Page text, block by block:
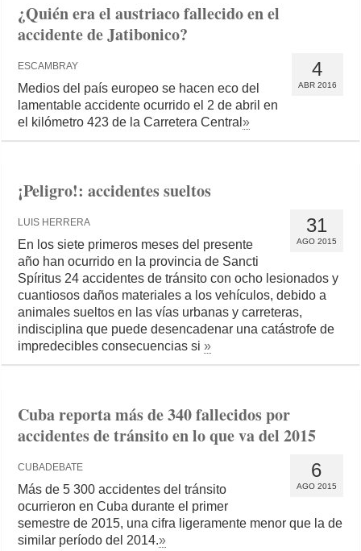
¿Quién era el austriaco fallecido en el
accidente de Jatibonico?
4
ABR 2016
ESCAMBRAY
Medios del país europeo se hacen eco del
lamentable accidente ocurrido el 2 de abril en
el kilómetro 423 de la Carretera Central»
¡Peligro!: accidentes sueltos
31
AGO 2015
LUIS HERRERA
En los siete primeros meses del presente
año han ocurrido en la provincia de Sancti
Spíritus 24 accidentes de tránsito con ocho lesionados y
cuantiosos daños materiales a los vehículos, debido a
animales sueltos en las vías urbanas y carreteras,
indisciplina que puede desencadenar una catástrofe de
impredecibles consecuencias si»
Cuba reporta más de 340 fallecidos por
accidentes de tránsito en lo que va del 2015
6
AGO 2015
CUBADEBATE
Más de 5 300 accidentes del tránsito
ocurrieron en Cuba durante el primer
semestre de 2015, una cifra ligeramente menor que la de
similar período del 2014.»